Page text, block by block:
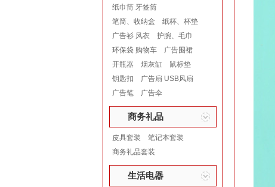
纸巾筒 牙签筒
笔筒、收纳盒
纸杯、杯垫
广告衫 风衣
护腕、毛巾
环保袋 购物车
广告围裙
开瓶器
烟灰缸
鼠标垫
钥匙扣
广告扇 USB风扇
广告笔
广告伞
商务礼品
皮具套装
笔记本套装
商务礼品套装
生活电器